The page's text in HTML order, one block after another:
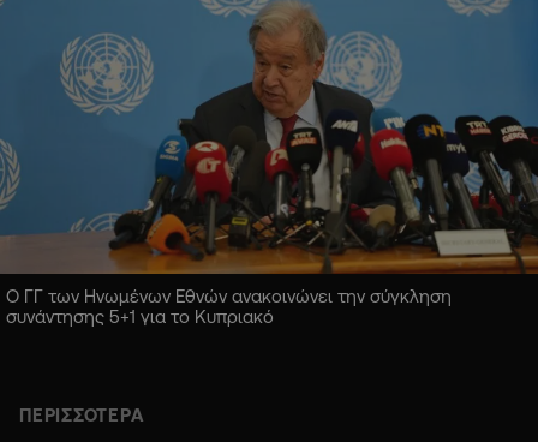
Ο ΓΓ των Ηνωμένων Εθνών ανακοινώνει την σύγκληση
συνάντησης 5+1 για το Κυπριακό
ΠΕΡΙΣΣΟΤΕΡΑ